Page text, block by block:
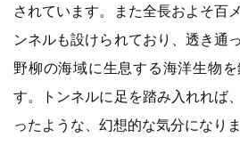
されています。また全長およそ百
ンネルも設けられており、透き通
野柳の海域に生息する海洋生物
す。トンネルに足を踏み入れれば
ったような、幻想的な気分になりま